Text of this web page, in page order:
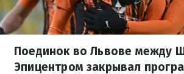
Поединок во Львове между
Эпицентром закрывал